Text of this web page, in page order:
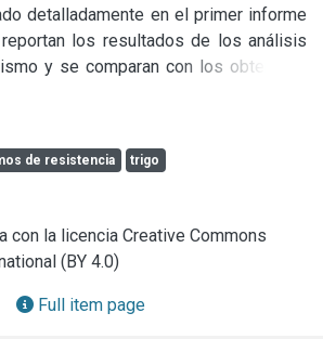
detalladamente en el primer informe
los resultados de los análisis
y se comparan con los obtenidos
año. En este período se analizaron
durante los meses de Febrero y
de Mayo se sembró un segundo
como se detalla en la metodología
14.
modificado respecto del primero en
basando tales cambios
del análisis del primer ensayo.
de resistencia trigo
con la licencia Creative Commons
(BY 4.0)
Full item page